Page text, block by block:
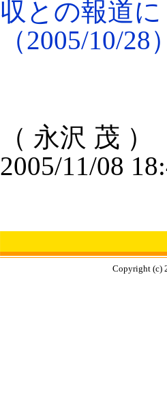
収との報道
（2005/10/28
（ 永沢 茂 ）
2005/11/08
Copyright (c)